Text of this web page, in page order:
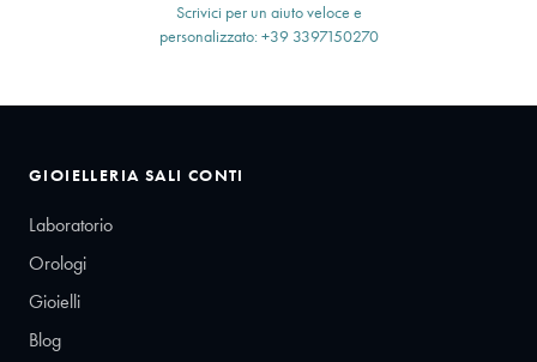
Scrivici per un aiuto veloce e
personalizzato: +39 3397150270
GIOIELLERIA SALI CONTI
Laboratorio
Orologi
Gioielli
Blog